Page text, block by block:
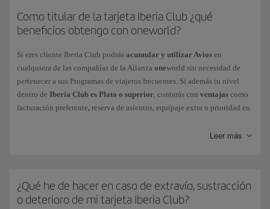
En el caso de Contraseña caducada , deberás seguir las indicaciones que
te proporciona el mismo sistema al introducirlo. Recuerda que deberás
desde el menú Mi Perfil > Configuración de tu cuenta > Seguridad e
inicio de sesión.
Si se ha producido un bloqueo de tu cuenta
, contacta con nosotros a
través de este
formulario
Como titular de la tarjeta Iberia Club ¿qué
beneficios obtengo con oneworld?
Si eres cliente Iberia Club podrás acumular y utilizar Avios en
cualquiera de las compañías de la Alianza oneworld sin necesidad de
pertenecer a sus Programas de viajeros frecuentes. Si además tu nivel
dentro de Iberia Club es Plata o superior, contarás con ventajas como
facturación preferente, reserva de asientos, equipaje extra o prioridad en
al volar en otrasLeer más
¿Qué he de hacer en caso de extravío, sustracción
o deterioro de mi tarjeta Iberia Club?